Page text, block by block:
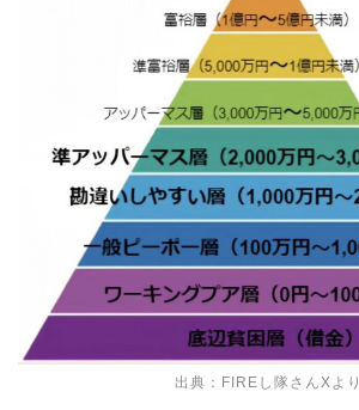
出典：FIREし隊さんXより